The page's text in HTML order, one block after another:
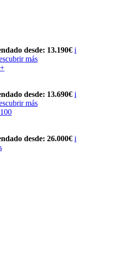
desde: 13.190€ i
más
desde: 13.690€ i
más
desde: 26.000€ i